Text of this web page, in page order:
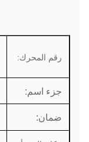
رقم المحرك:
جزء اسم:
ضمان: